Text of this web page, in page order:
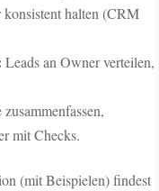
konsistent halten (CRM
Leads an Owner verteilen,
mit Checks.
(mit Beispielen) findest